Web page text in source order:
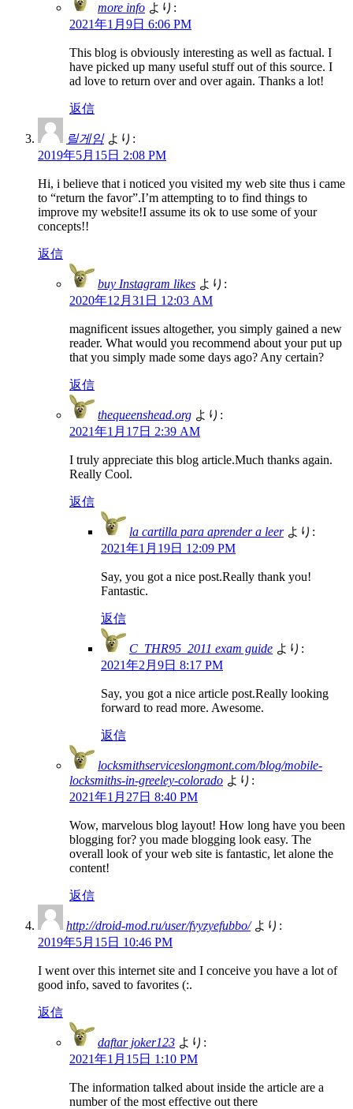
more info より:
2021年1月9日 6:06 PM
This blog is obviously interesting as well as factual. I
have picked up many useful stuff out of this source. I
ad love to return over and over again. Thanks a lot!
返信
릴게임 より:
2019年5月15日 2:08 PM
Hi, i believe that i noticed you visited my web site thus i came
to “return the favor”.I’m attempting to to find things to
improve my website!I assume its ok to use some of your
concepts!!
返信
buy Instagram likes より:
2020年12月31日 12:03 AM
magnificent issues altogether, you simply gained a new
reader. What would you recommend about your put up
that you simply made some days ago? Any certain?
返信
thequeenshead.org より:
2021年1月17日 2:39 AM
I truly appreciate this blog article.Much thanks again.
Really Cool.
返信
la cartilla para aprender a leer より:
2021年1月19日 12:09 PM
Say, you got a nice post.Really thank you!
Fantastic.
返信
C_THR95_2011 exam guide より:
2021年2月9日 8:17 PM
Say, you got a nice article post.Really looking
forward to read more. Awesome.
返信
locksmithserviceslongmont.com/blog/mobile-
locksmiths-in-greeley-colorado より:
2021年1月27日 8:40 PM
Wow, marvelous blog layout! How long have you been
blogging for? you made blogging look easy. The
overall look of your web site is fantastic, let alone the
content!
返信
http://droid-mod.ru/user/fvyzyefubbo/ より:
2019年5月15日 10:46 PM
I went over this internet site and I conceive you have a lot of
good info, saved to favorites (:.
返信
daftar joker123 より:
2021年1月15日 1:10 PM
The information talked about inside the article are a
number of the most effective out there